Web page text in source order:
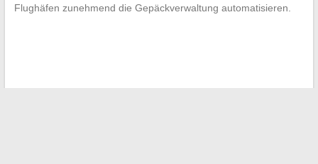
Flughäfen zunehmend die Gepäckverwaltung automatisieren.